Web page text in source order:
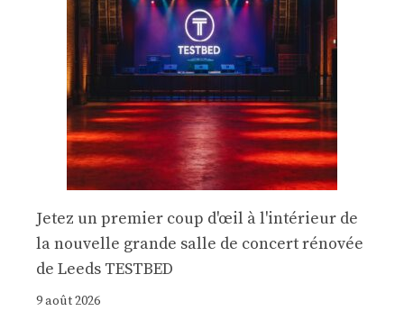
Jetez un premier coup d'œil à l'intérieur de
la nouvelle grande salle de concert rénovée
de Leeds TESTBED
9 août 2026